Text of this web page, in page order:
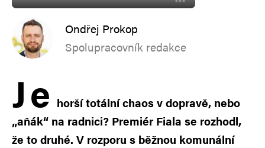
Ondřej Prokop
Spolupracovník redakce
Je horší totální chaos v dopravě, nebo
„aňák“ na radnici? Premiér Fiala se rozhodl,
že to druhé. V rozporu s běžnou komunální